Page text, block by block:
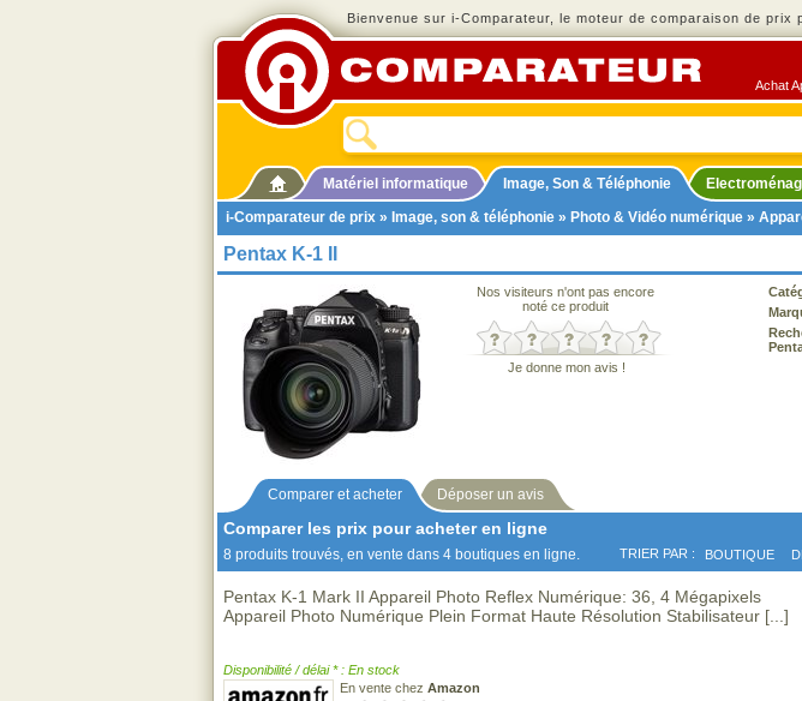
Bienvenue sur i-Comparateur, le moteur de comparaison de prix
Achat
Matériel informatique Image, Son & Téléphonie
i-Comparateur de prix » Image, son & téléphonie » Photo & Vidéo numérique »
Pentax K-1 II
Nos visiteurs n'ont pas encore
noté ce produit
Je donne mon avis !
Comparer et acheter Déposer un avis
Comparer les prix pour acheter en ligne
8 produits trouvés, en vente dans 4 boutiques en ligne. TRIER PAR : BOUTIQUE
Pentax K-1 Mark II Appareil Photo Reflex Numérique: 36, 4 Mégapixels
Appareil Photo Numérique Plein Format Haute Résolution Stabilisateur [...]
Disponibilité / délai * : En stock
En vente chez Amazon